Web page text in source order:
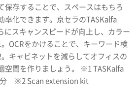
保存することで、スペースはもちろ
率化できます。京セラのTASKalfa
にスキャンスピードが向上し、カラー
OCRをかけることで、キーワード検
キャビネットを減らしてオフィスの
空間を作りましょう。 ※1 TASKalfa
分 ※2 Scan extension kit